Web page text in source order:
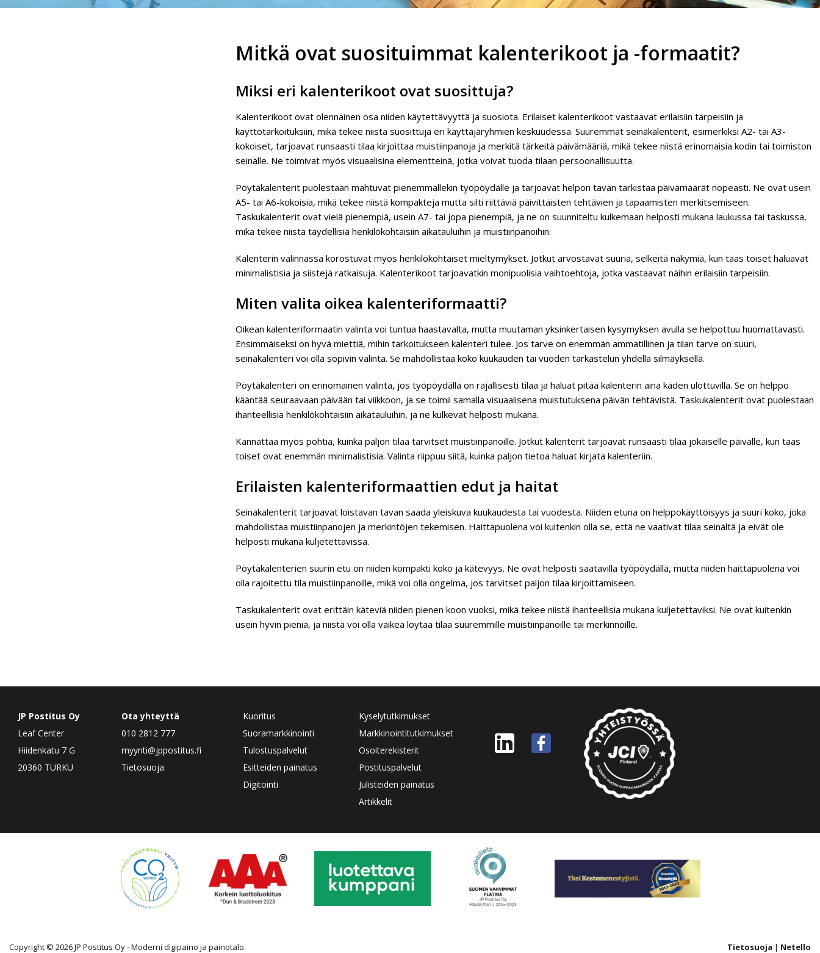
Mitkä ovat suosituimmat kalenterikoot ja -formaatit?
Miksi eri kalenterikoot ovat suosittuja?
Kalenterikoot ovat olennainen osa niiden käytettävyyttä ja suosiota. Erilaiset kalenterikoot vastaavat erilaisiin tarpeisiin ja
käyttötarkoituksiin, mikä tekee niistä suosittuja eri käyttäjäryhmien keskuudessa. Suuremmat seinäkalenterit, esimerkiksi A2- tai A3-
kokoiset, tarjoavat runsaasti tilaa kirjoittaa muistiinpanoja ja merkitä tärkeitä päivämääriä, mikä tekee niistä erinomaisia kodin tai toimiston
seinälle. Ne toimivat myös visuaalisina elementteinä, jotka voivat tuoda tilaan persoonallisuutta.
Pöytäkalenterit puolestaan mahtuvat pienemmällekin työpöydälle ja tarjoavat helpon tavan tarkistaa päivämäärät nopeasti. Ne ovat usein
A5- tai A6-kokoisia, mikä tekee niistä kompakteja mutta silti riittäviä päivittäisten tehtävien ja tapaamisten merkitsemiseen.
Taskukalenterit ovat vielä pienempiä, usein A7- tai jopa pienempiä, ja ne on suunniteltu kulkemaan helposti mukana laukussa tai taskussa,
mikä tekee niistä täydellisiä henkilökohtaisiin aikatauluihin ja muistiinpanoihin.
Kalenterin valinnassa korostuvat myös henkilökohtaiset mieltymykset. Jotkut arvostavat suuria, selkeitä näkymiä, kun taas toiset haluavat
minimalistisia ja siistejä ratkaisuja. Kalenterikoot tarjoavatkin monipuolisia vaihtoehtoja, jotka vastaavat näihin erilaisiin tarpeisiin.
Miten valita oikea kalenteriformaatti?
Oikean kalenteriformaatin valinta voi tuntua haastavalta, mutta muutaman yksinkertaisen kysymyksen avulla se helpottuu huomattavasti.
Ensimmäiseksi on hyvä miettiä, mihin tarkoitukseen kalenteri tulee. Jos tarve on enemmän ammatillinen ja tilan tarve on suuri,
seinäkalenteri voi olla sopivin valinta. Se mahdollistaa koko kuukauden tai vuoden tarkastelun yhdellä silmäyksellä.
Pöytäkalenteri on erinomainen valinta, jos työpöydällä on rajallisesti tilaa ja haluat pitää kalenterin aina käden ulottuvilla. Se on helppo
kääntää seuraavaan päivään tai viikkoon, ja se toimii samalla visuaalisena muistutuksena päivän tehtävistä. Taskukalenterit ovat puolestaan
ihanteellisia henkilökohtaisiin aikatauluihin, ja ne kulkevat helposti mukana.
Kannattaa myös pohtia, kuinka paljon tilaa tarvitset muistiinpanoille. Jotkut kalenterit tarjoavat runsaasti tilaa jokaiselle päivälle, kun taas
toiset ovat enemmän minimalistisia. Valinta riippuu siitä, kuinka paljon tietoa haluat kirjata kalenteriin.
Erilaisten kalenteriformaattien edut ja haitat
Seinäkalenterit tarjoavat loistavan tavan saada yleiskuva kuukaudesta tai vuodesta. Niiden etuna on helppokäyttöisyys ja suuri koko, joka
mahdollistaa muistiinpanojen ja merkintöjen tekemisen. Haittapuolena voi kuitenkin olla se, että ne vaativat tilaa seinältä ja eivät ole
helposti mukana kuljetettavissa.
Pöytäkalenterien suurin etu on niiden kompakti koko ja kätevyys. Ne ovat helposti saatavilla työpöydällä, mutta niiden haittapuolena voi
olla rajoitettu tila muistiinpanoille, mikä voi olla ongelma, jos tarvitset paljon tilaa kirjoittamiseen.
Taskukalenterit ovat erittäin käteviä niiden pienen koon vuoksi, mikä tekee niistä ihanteellisia mukana kuljetettaviksi. Ne ovat kuitenkin
usein hyvin pieniä, ja niistä voi olla vaikea löytää tilaa suuremmille muistiinpanoille tai merkinnöille.
JP Postitus Oy
Leaf Center
Hiidenkatu 7 G
20360 TURKU
Ota yhteyttä
010 2812 777
myynti@jppostitus.fi
Tietosuoja
Kuoritus
Suoramarkkinointi
Tulostuspalvelut
Esitteiden painatus
Digitointi
Kyselytutkimukset
Markkinointitutkimukset
Osoiterekisterit
Postituspalvelut
Julisteiden painatus
Artikkelit
Copyright © 2026 JP Postitus Oy - Moderni digipaino ja painotalo. Tietosuoja | Netello